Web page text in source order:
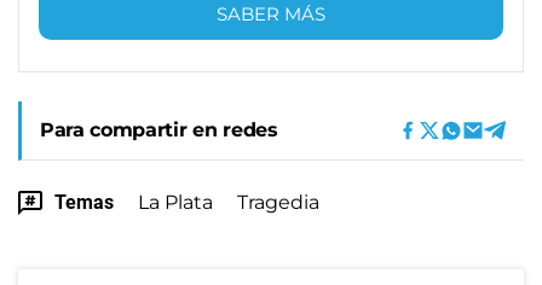
SABER MÁS
Para compartir en redes
Temas La Plata Tragedia